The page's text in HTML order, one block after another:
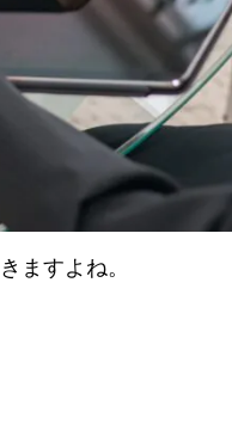
ますよね。